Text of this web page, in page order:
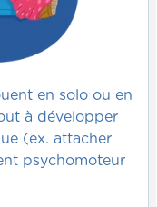
en solo ou en
à développer
(ex. attacher
psychomoteur